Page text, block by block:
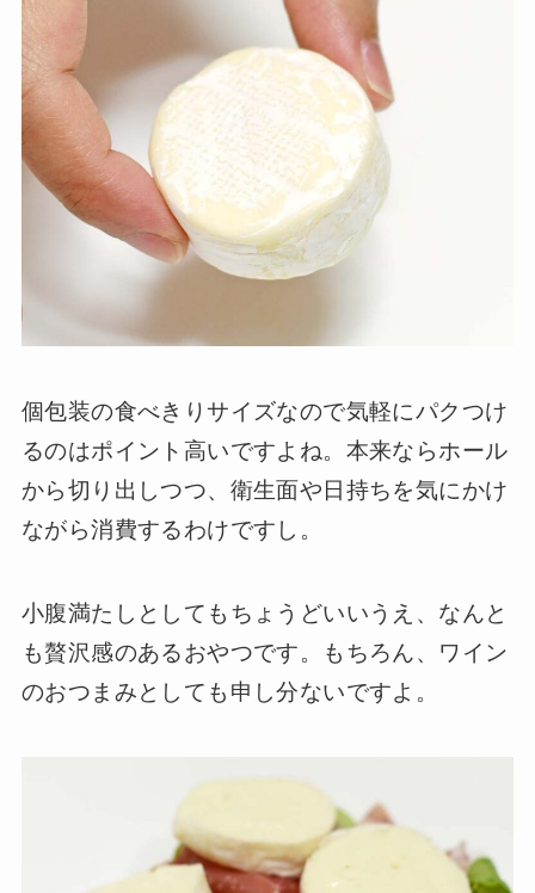
個包装の食べきりサイズなので気軽にパクつけ
るのはポイント高いですよね。本来ならホール
から切り出しつつ、衛生面や日持ちを気にかけ
ながら消費するわけですし。
小腹満たしとしてもちょうどいいうえ、なんと
も贅沢感のあるおやつです。もちろん、ワイン
のおつまみとしても申し分ないですよ。